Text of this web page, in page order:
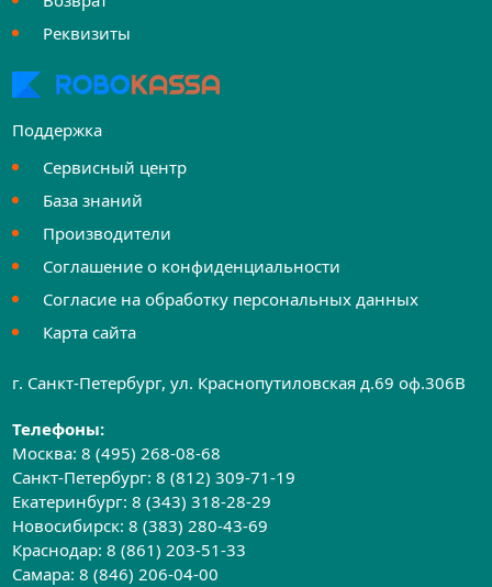
Реквизиты
Поддержка
Сервисный центр
База знаний
Производители
Соглашение о конфиденциальности
Согласие на обработку персональных данных
Карта сайта
г. Санкт-Петербург, ул. Краснопутиловская д.69 оф.306B
Телефоны:
Москва:8 (495) 268-08-68
Санкт-Петербург:8 (812) 309-71-19
Екатеринбург:8 (343) 318-28-29
Новосибирск:8 (383) 280-43-69
Краснодар:8 (861) 203-51-33
Самара:8 (846) 206-04-00